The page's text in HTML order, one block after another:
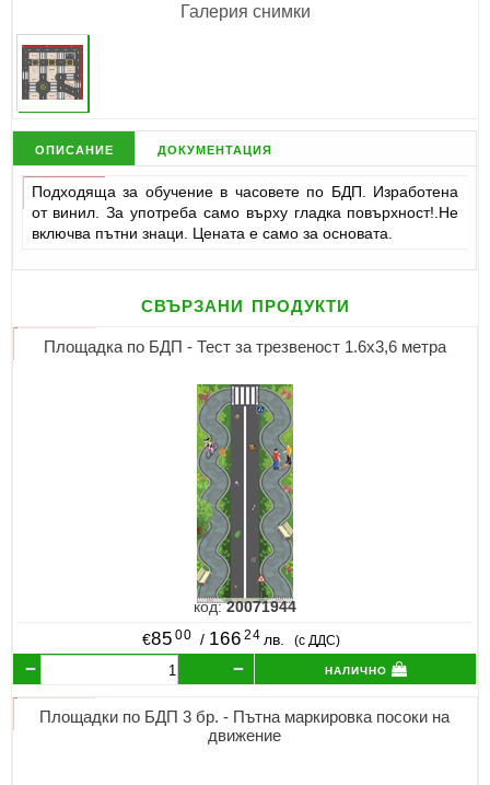
Галерия снимки
описание документация
Подходяща за обучение в часовете по БДП. Изработена
от винил. За употреба само върху гладка повърхност!.Не
включва пътни знаци. Цената е само за основата.
свързани продукти
Площадка по БДП - Тест за трезвеност 1.6х3,6 метра
код:20071944
€85 00 / 166 24 лв. (с ДДС)
налично
Площадки по БДП 3 бр. - Пътна маркировка посоки на
движение